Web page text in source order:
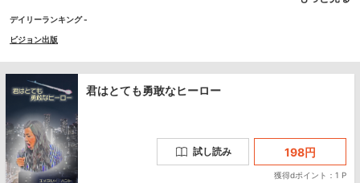
デイリーランキング -
ビジョン出版
君はとても勇敢なヒーロー
試し読み 198円
獲得dポイント：1 P